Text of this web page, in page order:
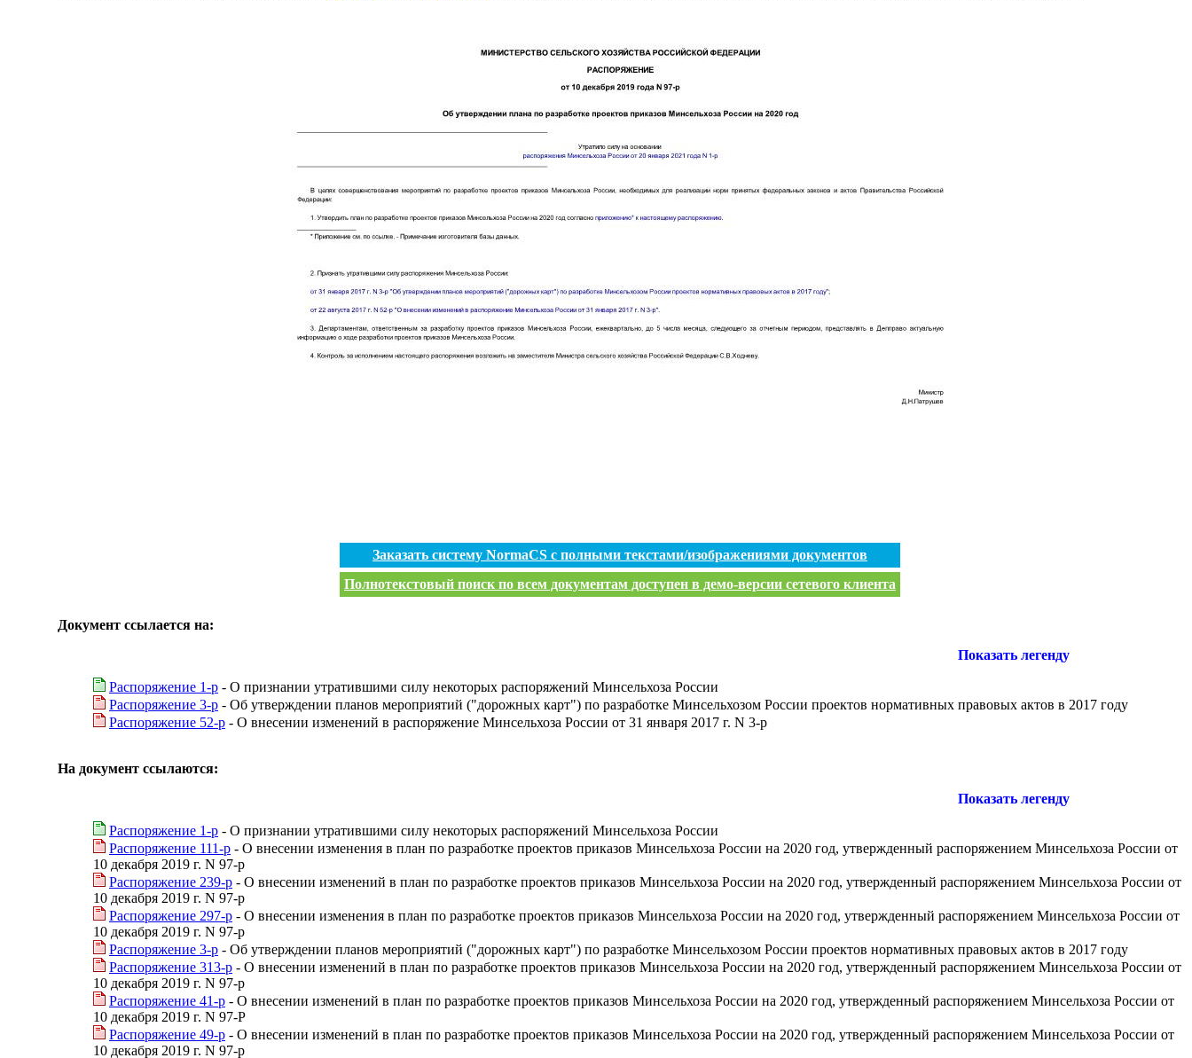
Заказать систему NormaCS с полными текстами/изображениями документов
Полнотекстовый поиск по всем документам доступен в демо-версии сетевого клиента
Документ ссылается на:
Показать легенду
Распоряжение 1-р - О признании утратившими силу некоторых распоряжений Минсельхоза России
Распоряжение 3-р - Об утверждении планов мероприятий ("дорожных карт") по разработке Минсельхозом России проектов нормативных правовых актов в 2017 году
Распоряжение 52-р - О внесении изменений в распоряжение Минсельхоза России от 31 января 2017 г. N 3-р
На документ ссылаются:
Показать легенду
Распоряжение 1-р - О признании утратившими силу некоторых распоряжений Минсельхоза России
Распоряжение 111-р - О внесении изменения в план по разработке проектов приказов Минсельхоза России на 2020 год, утвержденный распоряжением Минсельхоза России от
10 декабря 2019 г. N 97-р
Распоряжение 239-р - О внесении изменений в план по разработке проектов приказов Минсельхоза России на 2020 год, утвержденный распоряжением Минсельхоза России от
10 декабря 2019 г. N 97-р
Распоряжение 297-р - О внесении изменения в план по разработке проектов приказов Минсельхоза России на 2020 год, утвержденный распоряжением Минсельхоза России от
10 декабря 2019 г. N 97-р
Распоряжение 3-р - Об утверждении планов мероприятий ("дорожных карт") по разработке Минсельхозом России проектов нормативных правовых актов в 2017 году
Распоряжение 313-р - О внесении изменений в план по разработке проектов приказов Минсельхоза России на 2020 год, утвержденный распоряжением Минсельхоза России от
10 декабря 2019 г. N 97-р
Распоряжение 41-р - О внесении изменений в план по разработке проектов приказов Минсельхоза России на 2020 год, утвержденный распоряжением Минсельхоза России от
10 декабря 2019 г. N 97-Р
Распоряжение 49-р - О внесении изменений в план по разработке проектов приказов Минсельхоза России на 2020 год, утвержденный распоряжением Минсельхоза России от
10 декабря 2019 г. N 97-р